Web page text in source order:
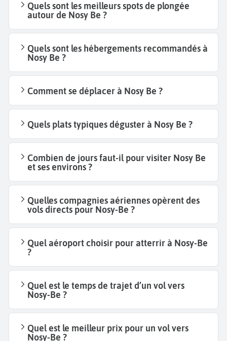
Quels sont les meilleurs spots de plongée
autour de Nosy Be ?
Quels sont les hébergements recommandés à
Nosy Be ?
Comment se déplacer à Nosy Be ?
Quels plats typiques déguster à Nosy Be ?
Combien de jours faut-il pour visiter Nosy Be
et ses environs ?
Quelles compagnies aériennes opèrent des
vols directs pour Nosy-Be ?
Quel aéroport choisir pour atterrir à Nosy-Be
?
Quel est le temps de trajet d’un vol vers
Nosy-Be ?
Quel est le meilleur prix pour un vol vers
Nosy-Be ?